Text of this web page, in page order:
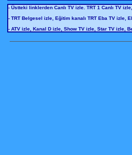
- Üstteki linklerden Canlı TV izle. TRT 1 Canlı TV
- TRT Belgesel izle, Eğitim kanalı TRT Eba TV izle,
- ATV izle, Kanal D izle, Show TV izle, Star TV izle,